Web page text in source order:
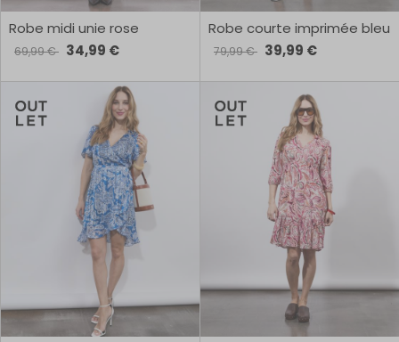
Robe midi unie rose
69,99 € 34,99 €
Robe courte imprimée bleu
79,99 € 39,99 €